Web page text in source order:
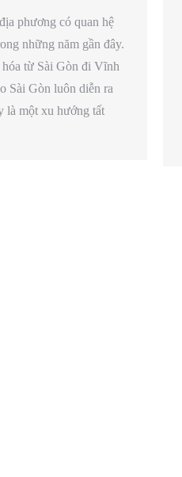
phương có quan hệ
những năm gần đây.
từ Sài Gòn đi Vĩnh
Sài Gòn luôn diễn ra
là một xu hướng tất